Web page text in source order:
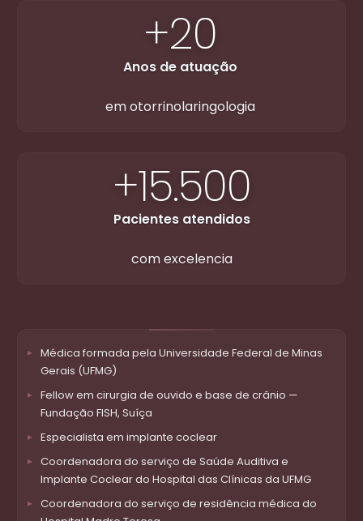
+20
Anos de atuação
em otorrinolaringologia
+15.500
Pacientes atendidos
com excelencia
Médica formada pela Universidade Federal de Minas
Gerais (UFMG)
Fellow em cirurgia de ouvido e base de crânio —
Fundação FISH, Suíça
Especialista em implante coclear
Coordenadora do serviço de Saúde Auditiva e
Implante Coclear do Hospital das Clínicas da UFMG
Coordenadora do serviço de residência médica do